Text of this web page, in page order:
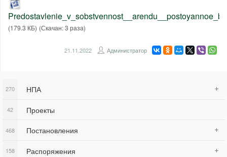
(179.3 КБ) (Скачан: 3 раза)
21.11.2022 Администратор
НПА
270
Проекты
42
Постановления
468
Распоряжения
158